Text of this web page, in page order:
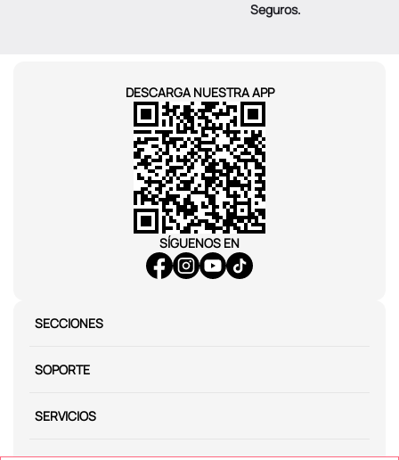
Seguros.
DESCARGA NUESTRA APP
SÍGUENOS EN
SECCIONES
SOPORTE
SERVICIOS